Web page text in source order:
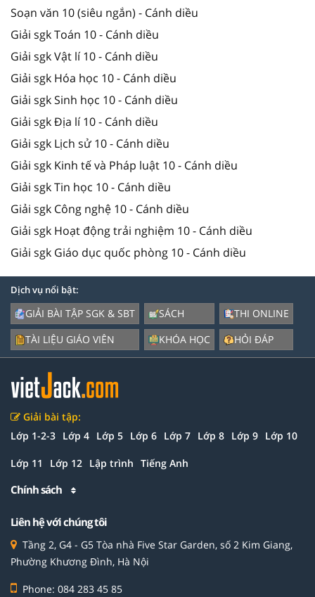
Soạn văn 10 (siêu ngắn) - Cánh diều
Giải sgk Toán 10 - Cánh diều
Giải sgk Vật lí 10 - Cánh diều
Giải sgk Hóa học 10 - Cánh diều
Giải sgk Sinh học 10 - Cánh diều
Giải sgk Địa lí 10 - Cánh diều
Giải sgk Lịch sử 10 - Cánh diều
Giải sgk Kinh tế và Pháp luật 10 - Cánh diều
Giải sgk Tin học 10 - Cánh diều
Giải sgk Công nghệ 10 - Cánh diều
Giải sgk Hoạt động trải nghiệm 10 - Cánh diều
Giải sgk Giáo dục quốc phòng 10 - Cánh diều
Dịch vụ nổi bật:
GIẢI BÀI TẬP SGK & SBT
TÀI LIỆU GIÁO VIÊN
SÁCH
KHÓA HỌC
THI ONLINE
HỎI ĐÁP
Giải bài tập:
Lớp 1-2-3 Lớp 4 Lớp 5 Lớp 6 Lớp 7 Lớp 8 Lớp 9 Lớp 10
Lớp 11 Lớp 12 Lập trình Tiếng Anh
Chính sách
Liên hệ với chúng tôi
Tầng 2, G4 - G5 Tòa nhà Five Star Garden, số 2 Kim Giang,
Phường Khương Đình, Hà Nội
Phone: 084 283 45 85